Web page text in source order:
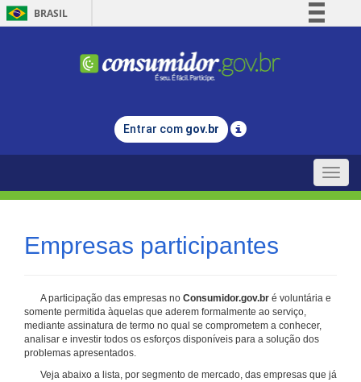
BRASIL
Comunica BR
Legislação
Entrar com gov.br
Toggle
Empresas participantes
A participação das empresas no Consumidor.gov.br é voluntária e
somente permitida àquelas que aderem formalmente ao serviço,
mediante assinatura de termo no qual se comprometem a conhecer,
analisar e investir todos os esforços disponíveis para a solução dos
problemas apresentados.
Veja abaixo a lista, por segmento de mercado, das empresas que já